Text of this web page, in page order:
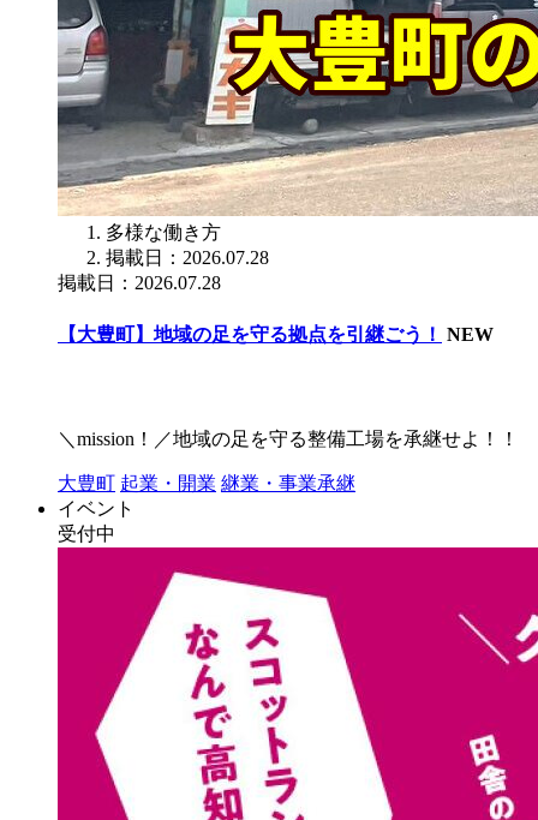
多様な働き方
掲載日：2026.07.28
掲載日：2026.07.28
【大豊町】地域の足を守る拠点を引継ごう！ NEW
＼mission！／地域の足を守る整備工場を承継せよ！！
大豊町 起業・開業 継業・事業承継
イベント
受付中